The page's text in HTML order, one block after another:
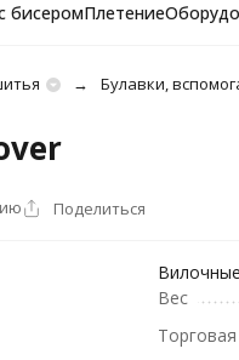
бисеромПлетение
Булавки,
Поделиться
Вес